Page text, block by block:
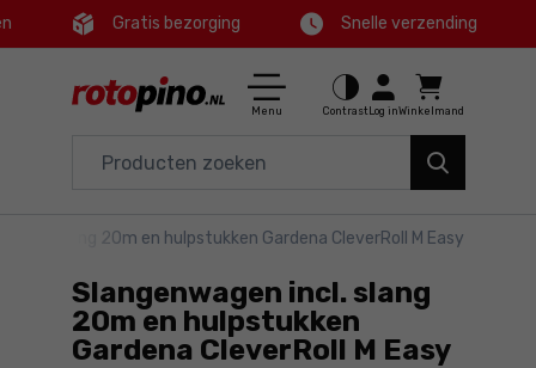
Ctrl
Hoofdmenu
Productinformatie
Gedetailleerde informatie
Voettekst
Gratis bezorging Snelle verzending
Menu Contrast Log inWinkelmand
Huis en tuin
Aanbiedingen
incl. slang 20m en hulpstukken Gardena CleverRoll M Easy
Slangenwagen incl. slang
20m en hulpstukken
Gardena CleverRoll M Easy